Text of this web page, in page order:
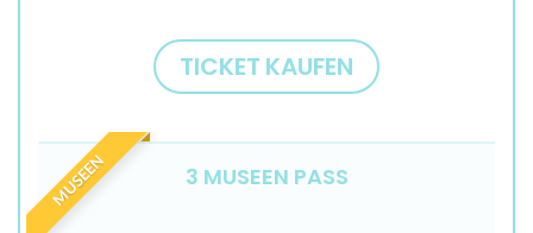
TICKET KAUFEN
MUSEEN 3 MUSEEN PASS